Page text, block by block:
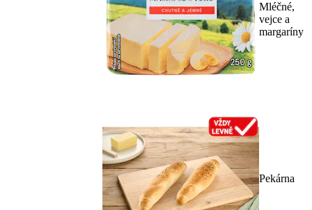
Mléčné,
vejce a
margaríny
Pekárna